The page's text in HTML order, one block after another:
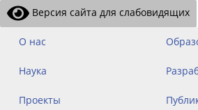
Версия сайта для слабовидящих
О нас
Наука
Проекты